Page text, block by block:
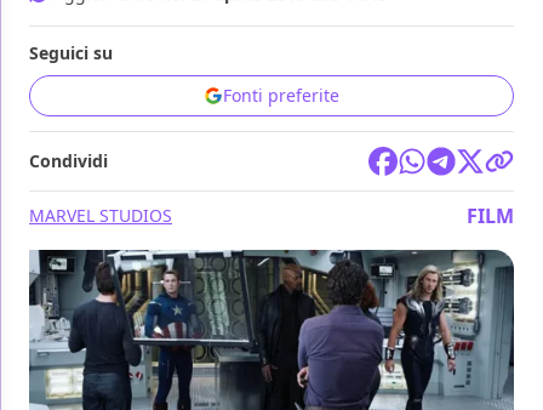
Seguici su
Fonti preferite
Condividi
MARVEL STUDIOS FILM